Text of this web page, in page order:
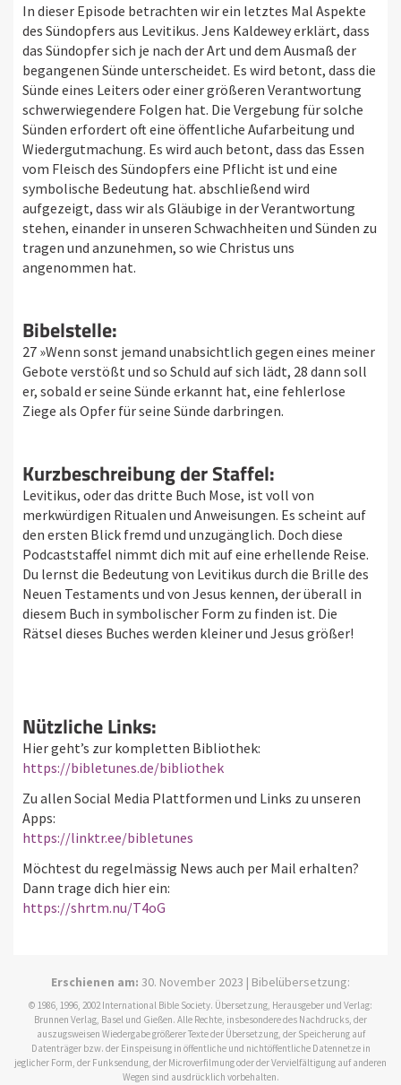
In dieser Episode betrachten wir ein letztes Mal Aspekte
des Sündopfers aus Levitikus. Jens Kaldewey erklärt, dass
das Sündopfer sich je nach der Art und dem Ausmaß der
begangenen Sünde unterscheidet. Es wird betont, dass die
Sünde eines Leiters oder einer größeren Verantwortung
schwerwiegendere Folgen hat. Die Vergebung für solche
Sünden erfordert oft eine öffentliche Aufarbeitung und
Wiedergutmachung. Es wird auch betont, dass das Essen
vom Fleisch des Sündopfers eine Pflicht ist und eine
symbolische Bedeutung hat. abschließend wird
aufgezeigt, dass wir als Gläubige in der Verantwortung
stehen, einander in unseren Schwachheiten und Sünden zu
tragen und anzunehmen, so wie Christus uns
angenommen hat.
Bibelstelle:
27 »Wenn sonst jemand unabsichtlich gegen eines meiner
Gebote verstößt und so Schuld auf sich lädt, 28 dann soll
er, sobald er seine Sünde erkannt hat, eine fehlerlose
Ziege als Opfer für seine Sünde darbringen.
Kurzbeschreibung der Staffel:
Levitikus, oder das dritte Buch Mose, ist voll von
merkwürdigen Ritualen und Anweisungen. Es scheint auf
den ersten Blick fremd und unzugänglich. Doch diese
Podcaststaffel nimmt dich mit auf eine erhellende Reise.
Du lernst die Bedeutung von Levitikus durch die Brille des
Neuen Testaments und von Jesus kennen, der überall in
diesem Buch in symbolischer Form zu finden ist. Die
Rätsel dieses Buches werden kleiner und Jesus größer!
Nützliche Links:
Hier geht’s zur kompletten Bibliothek:
https://bibletunes.de/bibliothek
Zu allen Social Media Plattformen und Links zu unseren
Apps:
https://linktr.ee/bibletunes
Möchtest du regelmässig News auch per Mail erhalten?
Dann trage dich hier ein:
https://shrtm.nu/T4oG
Erschienen am: 30. November 2023 | Bibelübersetzung:
© 1986, 1996, 2002 International Bible Society. Übersetzung, Herausgeber und Verlag:
Brunnen Verlag, Basel und Gießen. Alle Rechte, insbesondere des Nachdrucks, der
auszugsweisen Wiedergabe größerer Texte der Übersetzung, der Speicherung auf
Datenträger bzw. der Einspeisung in öffentliche und nichtöffentliche Datennetze in
jeglicher Form, der Funksendung, der Microverfilmung oder der Vervielfältigung auf anderen
Wegen sind ausdrücklich vorbehalten.